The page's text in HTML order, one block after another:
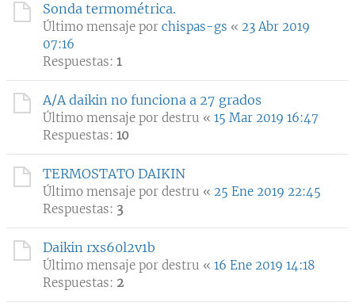
Sonda termométrica.
Último mensaje por chispas-gs « 23 Abr 2019
07:16
Respuestas: 1
A/A daikin no funciona a 27 grados
Último mensaje por destru « 15 Mar 2019 16:47
Respuestas: 10
TERMOSTATO DAIKIN
Último mensaje por destru « 25 Ene 2019 22:45
Respuestas: 3
Daikin rxs60l2v1b
Último mensaje por destru « 16 Ene 2019 14:18
Respuestas: 2